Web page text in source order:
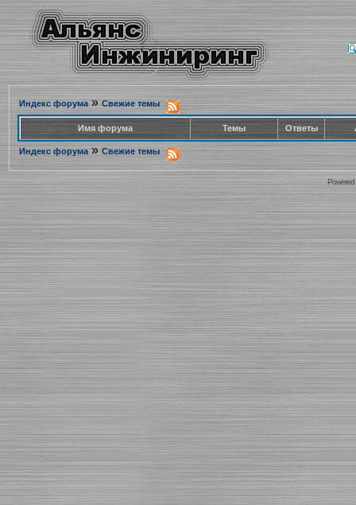
Индекс форума» Свежие темы
Имя форума Темы Ответы
Индекс форума » Свежие темы